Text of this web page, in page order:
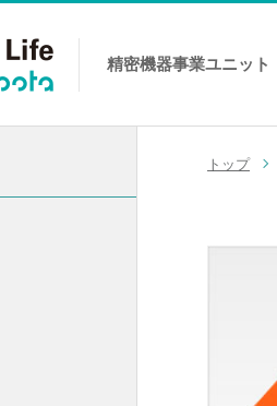
精密機器事業ユニット
トップ